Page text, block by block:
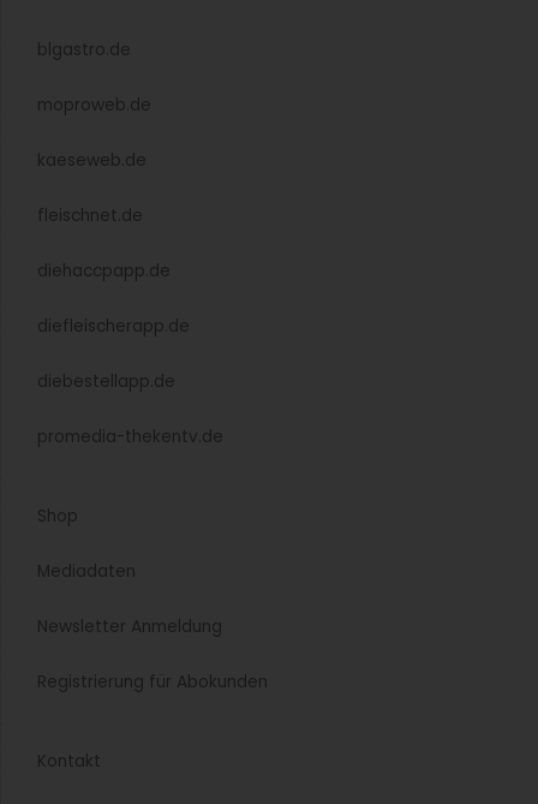
blgastro.de
moproweb.de
kaeseweb.de
fleischnet.de
diehaccpapp.de
diefleischerapp.de
diebestellapp.de
promedia-thekentv.de
Shop
Mediadaten
Newsletter Anmeldung
Registrierung für Abokunden
Kontakt